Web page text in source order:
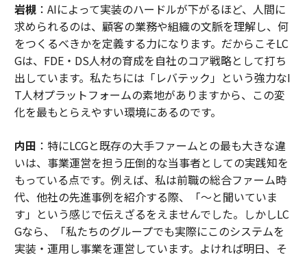
岩槻：AIによって実装のハードルが下がるほど、人間に
求められるのは、顧客の業務や組織の文脈を理解し、何
をつくるべきかを定義する力になります。だからこそLC
Gは、FDE・DS人材の育成を自社のコア戦略として打ち
出しています。私たちには「レバテック」という強力なI
T人材プラットフォームの素地がありますから、この変
化を最もとらえやすい環境にあるのです。
内田 ：特にLCGと既存の大手ファームとの最も大きな違
いは、事業運営を担う圧倒的な当事者としての実践知を
もっている点です。例えば、私は前職の総合ファーム時
代、他社の先進事例を紹介する際、「〜と聞いていま
す」という感じで伝えざるをえませんでした。しかしLC
Gなら、「私たちのグループでも実際にこのシステムを
実装・運用し事業を運営しています。よければ明日、そ